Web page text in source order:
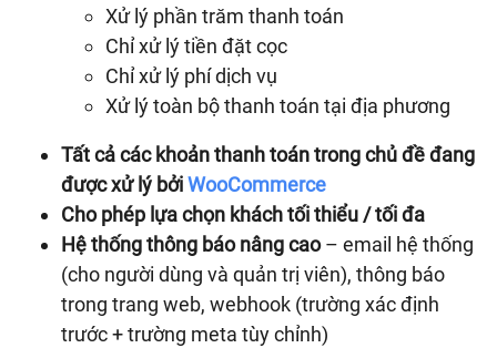
Xử lý phần trăm thanh toán
Chỉ xử lý tiền đặt cọc
Chỉ xử lý phí dịch vụ
Xử lý toàn bộ thanh toán tại địa phương
Tất cả các khoản thanh toán trong chủ đề đang
được xử lý bởiWooCommerce
Cho phép lựa chọn khách tối thiểu / tối đa
Hệ thống thông báo nâng cao– email hệ thống
(cho người dùng và quản trị viên), thông báo
trong trang web, webhook (trường xác định
trước + trường meta tùy chỉnh)